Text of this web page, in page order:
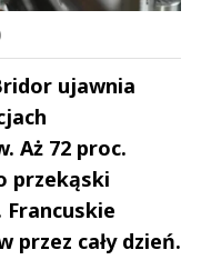
ujawnia
Aż 72 proc.
przekąski
Francuskie
przez cały dzień.